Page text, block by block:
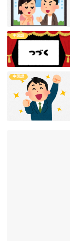
中国語
中国語